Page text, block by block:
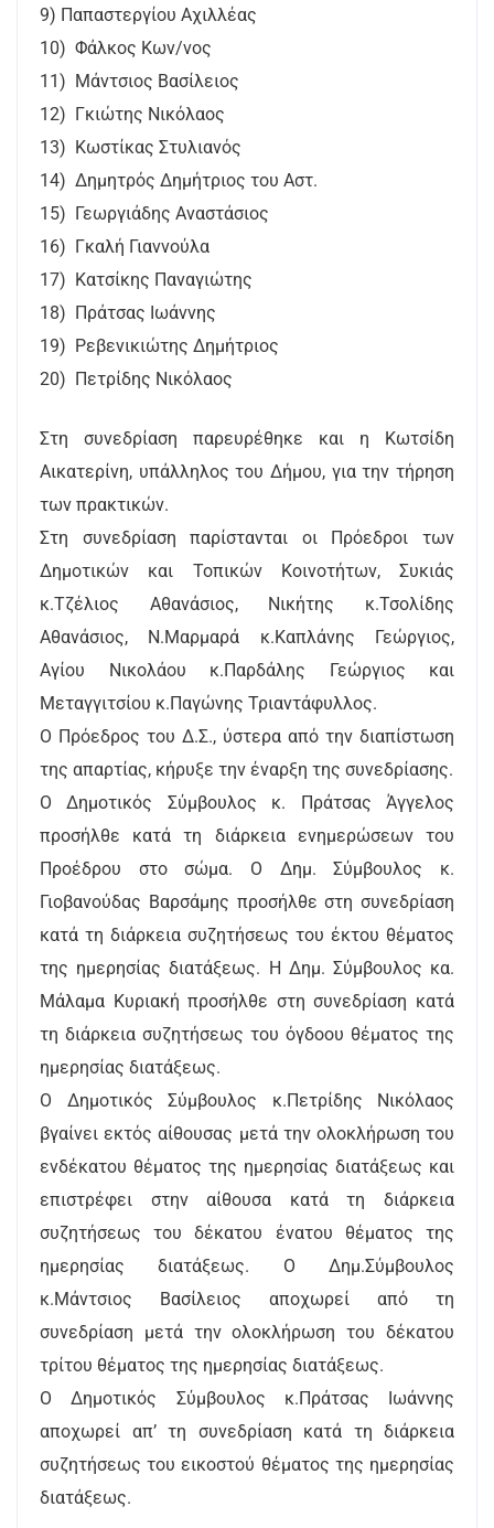
9) Παπαστεργίου Αχιλλέας
10) Φάλκος Κων/νος
11) Μάντσιος Βασίλειος
12) Γκιώτης Νικόλαος
13) Κωστίκας Στυλιανός
14) Δημητρός Δημήτριος του Αστ.
15) Γεωργιάδης Αναστάσιος
16) Γκαλή Γιαννούλα
17) Κατσίκης Παναγιώτης
18) Πράτσας Ιωάννης
19) Ρεβενικιώτης Δημήτριος
20) Πετρίδης Νικόλαος
Στη συνεδρίαση παρευρέθηκε και η Κωτσίδη
Αικατερίνη, υπάλληλος του Δήμου, για την τήρηση
των πρακτικών.
Στη συνεδρίαση παρίστανται οι Πρόεδροι των
Δημοτικών και Τοπικών Κοινοτήτων, Συκιάς
κ.Τζέλιος Αθανάσιος, Νικήτης κ.Τσολίδης
Αθανάσιος, Ν.Μαρμαρά κ.Καπλάνης Γεώργιος,
Αγίου Νικολάου κ.Παρδάλης Γεώργιος και
Μεταγγιτσίου κ.Παγώνης Τριαντάφυλλος.
Ο Πρόεδρος του Δ.Σ., ύστερα από την διαπίστωση
της απαρτίας, κήρυξε την έναρξη της συνεδρίασης.
Ο Δημοτικός Σύμβουλος κ. Πράτσας Άγγελος
προσήλθε κατά τη διάρκεια ενημερώσεων του
Προέδρου στο σώμα. Ο Δημ. Σύμβουλος κ.
Γιοβανούδας Βαρσάμης προσήλθε στη συνεδρίαση
κατά τη διάρκεια συζητήσεως του έκτου θέματος
της ημερησίας διατάξεως. Η Δημ. Σύμβουλος κα.
Μάλαμα Κυριακή προσήλθε στη συνεδρίαση κατά
τη διάρκεια συζητήσεως του όγδοου θέματος της
ημερησίας διατάξεως.
Ο Δημοτικός Σύμβουλος κ.Πετρίδης Νικόλαος
βγαίνει εκτός αίθουσας μετά την ολοκλήρωση του
ενδέκατου θέματος της ημερησίας διατάξεως και
επιστρέφει στην αίθουσα κατά τη διάρκεια
συζητήσεως του δέκατου ένατου θέματος της
ημερησίας διατάξεως. Ο Δημ.Σύμβουλος
κ.Μάντσιος Βασίλειος αποχωρεί από τη
συνεδρίαση μετά την ολοκλήρωση του δέκατου
τρίτου θέματος της ημερησίας διατάξεως.
Ο Δημοτικός Σύμβουλος κ.Πράτσας Ιωάννης
αποχωρεί απ’ τη συνεδρίαση κατά τη διάρκεια
συζητήσεως του εικοστού θέματος της ημερησίας
διατάξεως.